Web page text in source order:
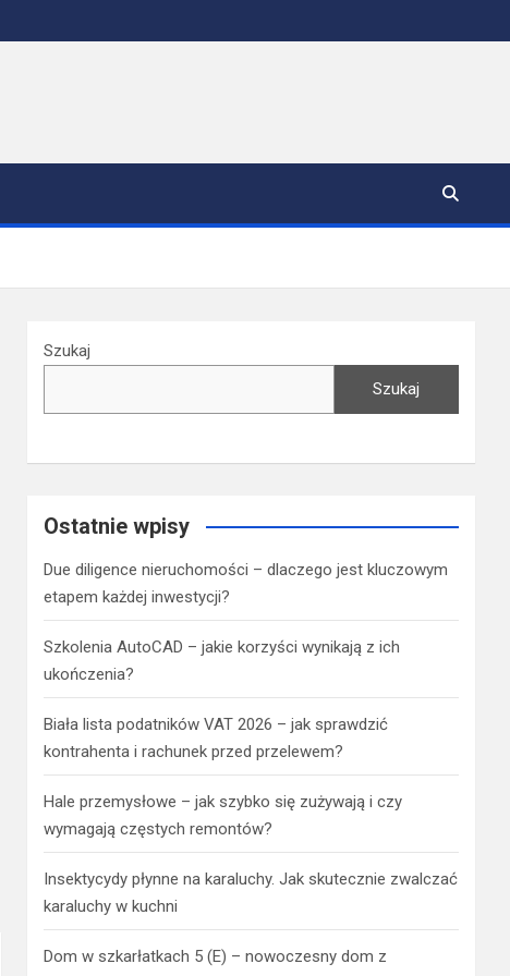
Szukaj
Szukaj
Ostatnie wpisy
Due diligence nieruchomości – dlaczego jest kluczowym
etapem każdej inwestycji?
Szkolenia AutoCAD – jakie korzyści wynikają z ich
ukończenia?
Biała lista podatników VAT 2026 – jak sprawdzić
kontrahenta i rachunek przed przelewem?
Hale przemysłowe – jak szybko się zużywają i czy
wymagają częstych remontów?
Insektycydy płynne na karaluchy. Jak skutecznie zwalczać
karaluchy w kuchni
Dom w szkarłatkach 5 (E) – nowoczesny dom z